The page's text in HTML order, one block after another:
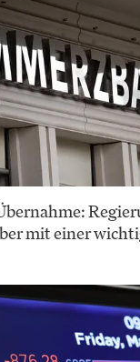
mit einer